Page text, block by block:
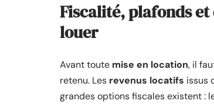
Fiscalité, plafonds et
louer
Avant toute mise en location, il
retenu. Les revenus locatifs issus
grandes options fiscales existent :